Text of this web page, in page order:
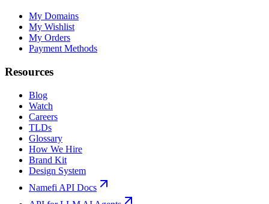
My Domains
My Wishlist
My Orders
Payment Methods
Resources
Blog
Watch
Careers
TLDs
Glossary
How We Hire
Brand Kit
Design System
Namefi API Docs